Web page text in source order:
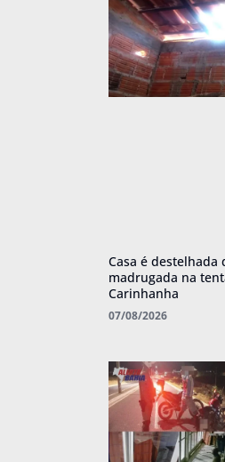
Casa é destelhada
madrugada na
Carinhanha
07/08/2026